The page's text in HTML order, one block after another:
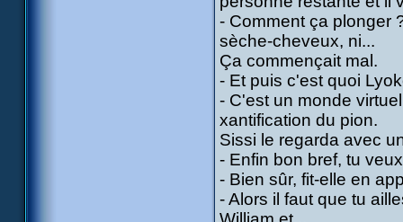
- Comment ça plonger
sèche-cheveux, ni...
Ça commençait mal.
- Et puis c'est quoi
- C'est un monde
xantification du pion.
Sissi le regarda avec
- Enfin bon bref, tu
- Bien sûr, fit-elle en
- Alors il faut que tu